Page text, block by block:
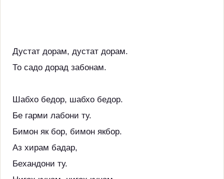
Дустат дорам, дустат дорам.
То садо дорад забонам.
Шабхо бедор, шабхо бедор.
Бе гарми лабони ту.
Бимон як бор, бимон якбор.
Аз хирам бадар,
Бехандони ту.